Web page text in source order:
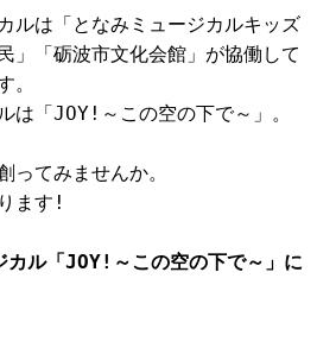
ルは「となみミュージカルキッズ
」「砺波市文化会館」が協働して
。
は「JOY!～この空の下で～」。
ってみませんか。
ます!
カル「JOY!～この空の下で～」に